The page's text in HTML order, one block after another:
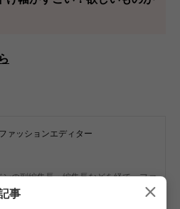
ァッションエディター
の副編集長・編集長などを経て、ファ
各メディアで活動中。
アイテムを使った、大人女性のため
事